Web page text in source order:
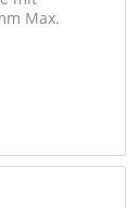
Max.